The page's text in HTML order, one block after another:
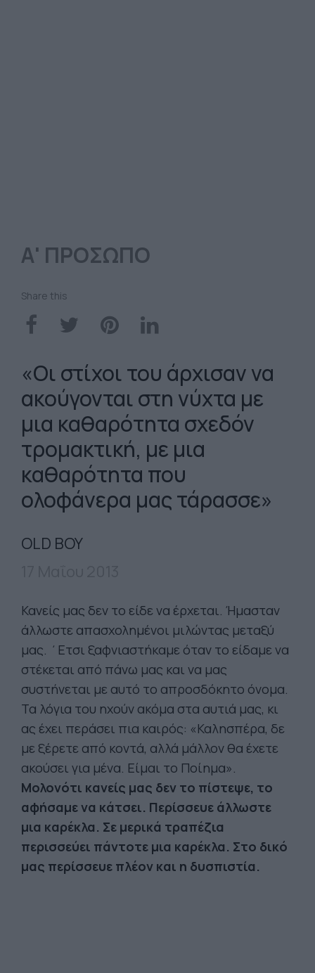
Α' ΠΡΟΣΩΠΟ
Share this
«Οι στίχοι του άρχισαν να
ακούγονται στη νύχτα με
μια καθαρότητα σχεδόν
τρομακτική, με μια
καθαρότητα που
ολοφάνερα μας τάρασσε»
OLD BOY
Κανείς μας δεν το είδε να έρχεται. Ήμασταν
άλλωστε απασχολημένοι μιλώντας μεταξύ
μας. ΄Ετσι ξαφνιαστήκαμε όταν το είδαμε να
στέκεται από πάνω μας και να μας
συστήνεται με αυτό το απροσδόκητο όνομα.
Τα λόγια του ηχούν ακόμα στα αυτιά μας, κι
ας έχει περάσει πια καιρός: «Καλησπέρα, δε
με ξέρετε από κοντά, αλλά μάλλον θα έχετε
ακούσει για μένα. Είμαι το Ποίημα».
Μολονότι κανείς μας δεν το πίστεψε, το
αφήσαμε να κάτσει. Περίσσευε άλλωστε
μια καρέκλα. Σε μερικά τραπέζια
περισσεύει πάντοτε μια καρέκλα. Στο δικό
μας περίσσευε πλέον και η δυσπιστία.